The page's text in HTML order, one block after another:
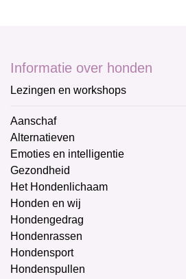
Informatie over honden
Lezingen en workshops
Aanschaf
Alternatieven
Emoties en intelligentie
Gezondheid
Het Hondenlichaam
Honden en wij
Hondengedrag
Hondenrassen
Hondensport
Hondenspullen